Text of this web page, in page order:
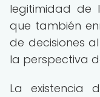
legitimidad de
que también
de decisiones
la perspectiva
La existencia